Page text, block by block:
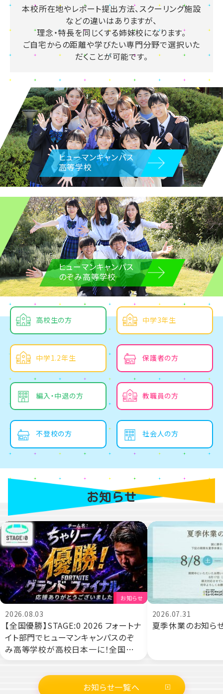
本校所在地やレポート提出方法、スクーリング施設
などの違いはありますが、
理念・特長を同じくする姉妹校になります。
ご自宅からの距離や学びたい専門分野で選択いた
だくことが可能です。
ヒューマンキャンパス
高等学校
ヒューマンキャンパス
のぞみ高等学校
高校生の方 中学3年生
中学1.2年生 保護者の方
編入・中退の方 教職員の方
不登校の方 社会人の方
お知らせ
お知らせ
2026.08.03
【全国優勝】STAGE:0 2026 フォートナ
イト部門でヒューマンキャンパスのぞ
み高等学校が高校日本一に！全国高
2026.07.31
夏季休業のお知ら
お知らせ一覧へ